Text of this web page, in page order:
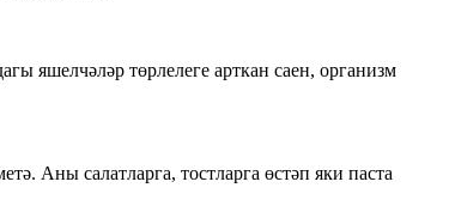
яшелчәләр төрлелеге арткан саен, организм
Аны салатларга, тостларга өстәп яки паста